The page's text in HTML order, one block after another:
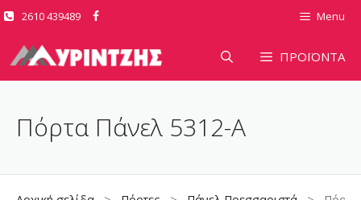
Μετάβαση
περιεχόμενο
2610 439489 Menu
ΠΡΟΪΟΝΤΑ
Πόρτα Πάνελ 5312-A